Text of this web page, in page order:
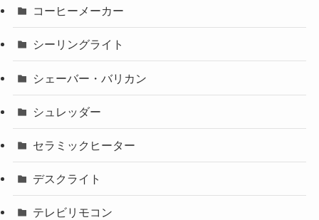
コーヒーメーカー
シーリングライト
シェーバー・バリカン
シュレッダー
セラミックヒーター
デスクライト
テレビリモコン